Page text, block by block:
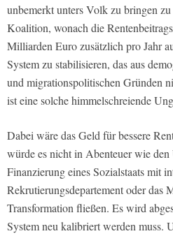
unbemerkt unters Volk zu bringen
Koalition, wonach die
Milliarden Euro zusätzlich pro Jahr
System zu stabilisieren, das aus
und migrationspolitischen Gründen
ist eine solche himmelschreiende
Dabei wäre das Geld für bessere
würde es nicht in Abenteuer wie
Finanzierung eines Sozialstaats mit
Rekrutierungsdepartement oder das
Transformation fließen. Es wird
System neu kalibriert werden muss.